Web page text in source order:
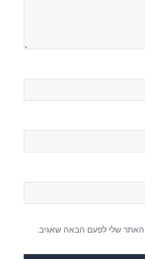
שלי לפעם הבאה שאגיב.